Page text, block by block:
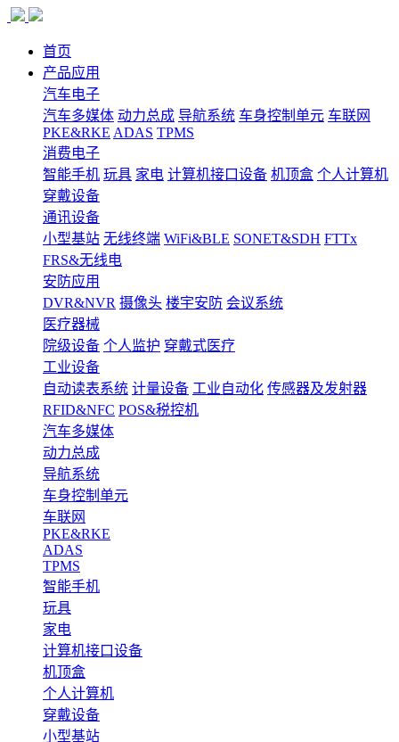
首页
产品应用
汽车电子
汽车多媒体 动力总成 导航系统 车身控制单元 车联网
PKE&RKE ADAS TPMS
消费电子
智能手机 玩具 家电 计算机接口设备 机顶盒 个人计算机
穿戴设备
通讯设备
小型基站 无线终端 WiFi&BLE SONET&SDH FTTx
FRS&无线电
安防应用
DVR&NVR 摄像头 楼宇安防 会议系统
医疗器械
院级设备 个人监护 穿戴式医疗
工业设备
自动读表系统 计量设备 工业自动化 传感器及发射器
RFID&NFC POS&税控机
汽车多媒体
动力总成
导航系统
车身控制单元
车联网
PKE&RKE
ADAS
TPMS
智能手机
玩具
家电
计算机接口设备
机顶盒
个人计算机
穿戴设备
小型基站